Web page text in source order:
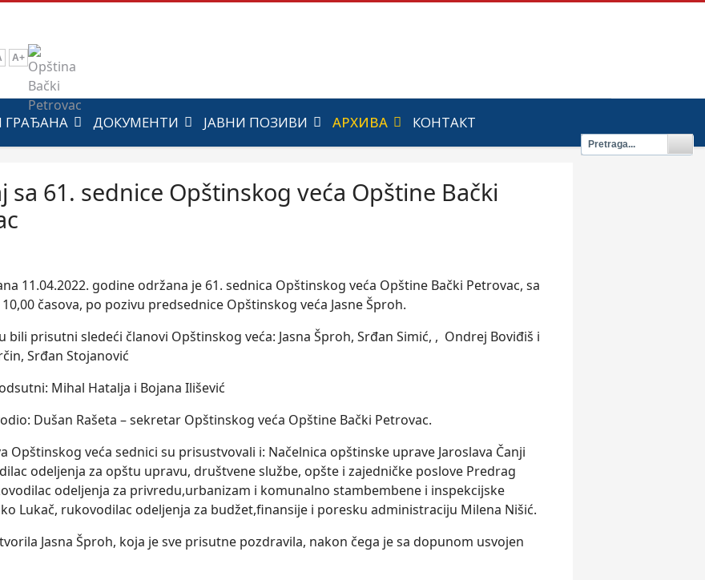
A+
ГРАЂАНА ДОКУМЕНТИ ЈАВНИ ПОЗИВИ АРХИВА КОНТАКТ
sa 61. sednice Opštinskog veća Opštine Bački
11.04.2022. godine održana je 61. sednica Opštinskog veća Opštine Bački Petrovac, sa
časova, po pozivu predsednice Opštinskog veća Jasne Šproh.
bili prisutni sledeći članovi Opštinskog veća: Jasna Šproh, Srđan Simić, , Ondrej Boviđiš i
Srđan Stojanović
Mihal Hatalјa i Bojana Ilišević
Dušan Rašeta – sekretar Opštinskog veća Opštine Bački Petrovac.
Opštinskog veća sednici su prisustvovali i: Načelnica opštinske uprave Jaroslava Čanji
odelјenja za opštu upravu, društvene službe, opšte i zajedničke poslove Predrag
odelјenja za privredu,urbanizam i komunalno stambembene i inspekcijske
Lukač, rukovodilac odelјenja za budžet,finansije i poresku administraciju Milena Nišić.
Jasna Šproh, koja je sve prisutne pozdravila, nakon čega je sa dopunom usvojen